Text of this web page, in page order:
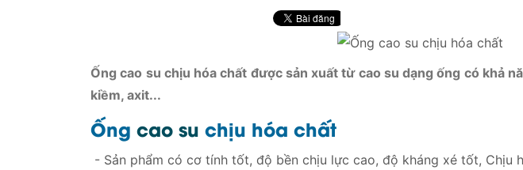
Ống cao su chịu hóa chất được sản xuất từ cao su dạng ống có khả
kiềm, axit...
Ống cao su chịu hóa chất
- Sản phẩm có cơ tính tốt, độ bền chịu lực cao, độ kháng xé tốt, Chịu